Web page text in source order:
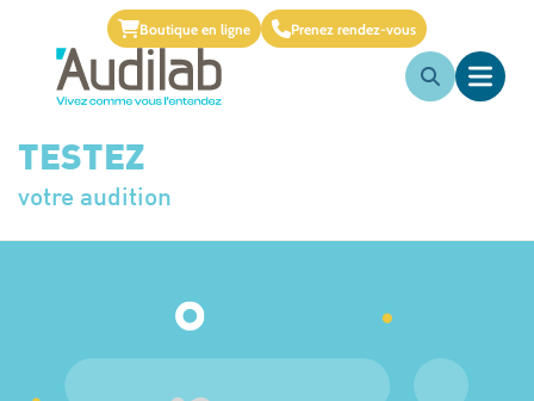
Boutique en ligne Prenez rendez-vous
TESTEZ
votre audition